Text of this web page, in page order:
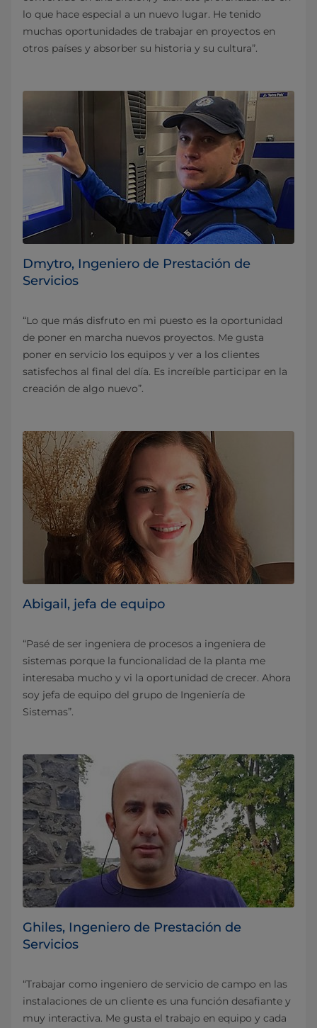
lo que hace especial a un nuevo lugar. He tenido
muchas oportunidades de trabajar en proyectos en
otros países y absorber su historia y su cultura”.
Dmytro, Ingeniero de Prestación de
Servicios
“Lo que más disfruto en mi puesto es la oportunidad
de poner en marcha nuevos proyectos. Me gusta
poner en servicio los equipos y ver a los clientes
satisfechos al final del día. Es increíble participar en la
creación de algo nuevo”.
Abigail, jefa de equipo
“Pasé de ser ingeniera de procesos a ingeniera de
sistemas porque la funcionalidad de la planta me
interesaba mucho y vi la oportunidad de crecer. Ahora
soy jefa de equipo del grupo de Ingeniería de
Sistemas”.
Ghiles, Ingeniero de Prestación de
Servicios
“Trabajar como ingeniero de servicio de campo en las
instalaciones de un cliente es una función desafiante y
muy interactiva. Me gusta el trabajo en equipo y cada